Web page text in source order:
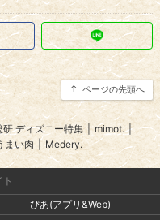
ページの先頭へ
研 ディズニー特集 | mimot. |
まい肉 | Medery.
ぴあ(アプリ&Web)